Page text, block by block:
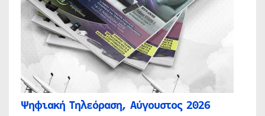
Ψηφιακή Τηλεόραση, Αύγουστος 2026